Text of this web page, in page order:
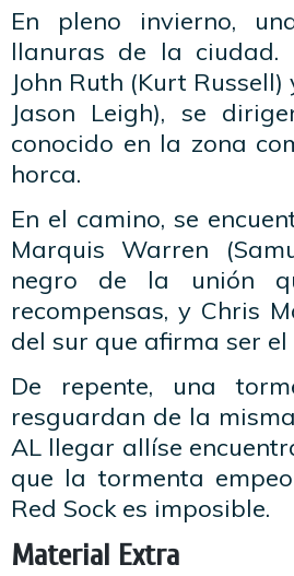
En pleno invierno,
llanuras de la ciudad.
John Ruth (Kurt
Jason Leigh), se
conocido en la zona
horca.
En el camino, se
Marquis Warren
negro de la unión
recompensas, y Chris
del sur que afirma ser
De repente, una
resguardan de la
AL llegar allíse
que la tormenta
Red Sock es imposible.
Material Extra